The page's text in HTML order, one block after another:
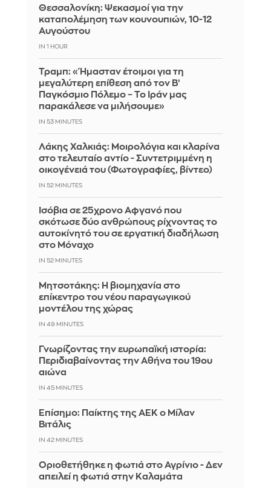
Θεσσαλονίκη: Ψεκασμοί για την
καταπολέμηση των κουνουπιών, 10-12
Αυγούστου
IN 1 HOUR
Τραμπ: «Ήμασταν έτοιμοι για τη
μεγαλύτερη επίθεση από τον Β’
Παγκόσμιο Πόλεμο – Το Ιράν μας
παρακάλεσε να μιλήσουμε»
IN 53 MINUTES
Λάκης Χαλκιάς: Mοιρολόγια και κλαρίνα
στο τελευταίο αντίο - Συντετριμμένη η
οικογένειά του (Φωτογραφίες, βίντεο)
IN 52 MINUTES
Ισόβια σε 25χρονο Αφγανό που
σκότωσε δύο ανθρώπους ρίχνοντας το
αυτοκίνητό του σε εργατική διαδήλωση
στο Μόναχο
IN 52 MINUTES
Μητσοτάκης: Η βιομηχανία στο
επίκεντρο του νέου παραγωγικού
μοντέλου της χώρας
IN 49 MINUTES
Γνωρίζοντας την ευρωπαϊκή ιστορία:
Περιδιαβαίνοντας την Αθήνα του 19ου
αιώνα
IN 45 MINUTES
Επίσημο: Παίκτης της ΑΕΚ ο Μίλαν
Βιτάλις
IN 42 MINUTES
Οριοθετήθηκε η φωτιά στο Αγρίνιο - Δεν
απειλεί η φωτιά στην Καλαμάτα